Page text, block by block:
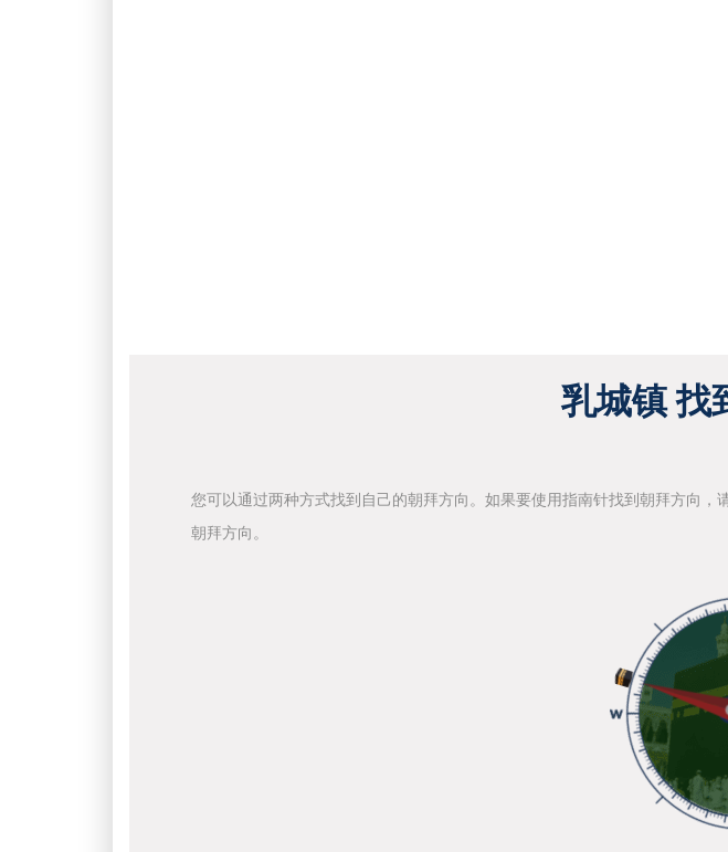
乳城镇 找
您可以通过两种方式找到自己的朝拜方向。如果要使用指南针找到朝拜方向
朝拜方向。